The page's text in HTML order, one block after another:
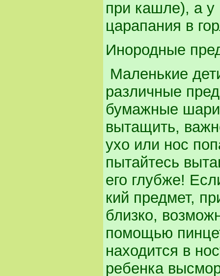
при кашле), а
царапания в
Инородные
Маленькие
различные
бумажные
вытащить,
ухо или нос
пытайтесь
его глубже!
кий предмет,
близко,
помощью
находится в
ребенка